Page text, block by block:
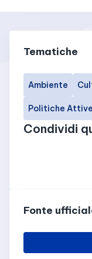
Tematiche
Ambiente
Politiche
Condividi
Fonte